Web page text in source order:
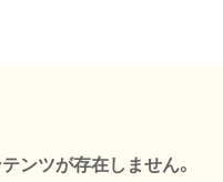
ンツが存在しません。